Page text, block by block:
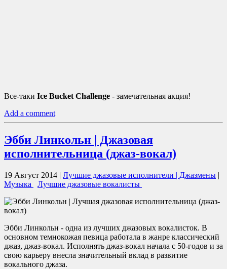
Все-таки Ice Bucket Challenge - замечательная акция!
Add a comment
Эбби Линкольн | Джазовая
исполнительница (джаз-вокал)
19 Август 2014 | Лучшие джазовые исполнители | Джазмены |
Музыка
Лучшие джазовые вокалисты
Эбби Линкольн - одна из лучших джазовых вокалисток. В
основном темнокожая певица работала в жанре классический
джаз, джаз-вокал. Исполнять джаз-вокал начала c 50-годов и за
свою карьеру внесла значительный вклад в развитие
вокального джаза.